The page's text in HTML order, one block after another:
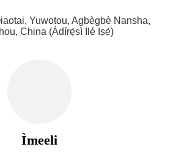
Yuwotou, Agbègbè Nansha,
China (Àdírẹ́sì Ilé Iṣẹ́)
Ìmeeli